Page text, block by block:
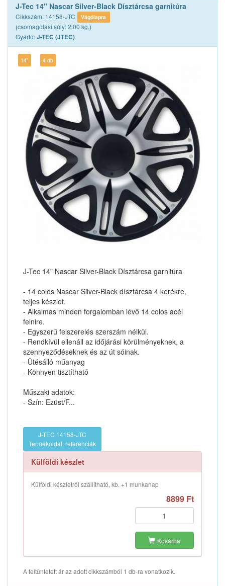
J-Tec 14" Nascar Silver-Black Dísztárcsa garnitúra
Cikkszám: 14158-JTC Vágólapra
(csomagolási súly: 2.00 kg.)
Gyártó:J-TEC (JTEC)
14" 4 db
J-Tec 14" Nascar Silver-Black Dísztárcsa garnitúra
- 14 colos Nascar Silver-Black dísztárcsa 4 kerékre,
teljes készlet.
- Alkalmas minden forgalomban lévő 14 colos acél
felnire.
- Egyszerű felszerelés szerszám nélkül.
- Rendkívül ellenáll az időjárási körülményeknek, a
szennyeződéseknek és az út sóinak.
- Ütésálló műanyag
- Könnyen tisztítható
Műszaki adatok:
- Szín: Ezüst/F...
J-TEC 14158-JTC
Termékoldal, referenciák
Külföldi készlet
Külföldi készletről szállítható, kb. +1 munkanap
8899 Ft
Kosárba
A feltüntetett ár az adott cikkszámból 1 db-ra vonatkozik.